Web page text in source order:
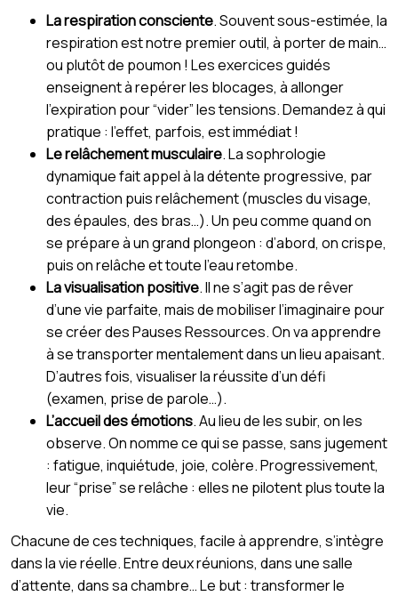
La respiration consciente. Souvent sous-estimée, la
respiration est notre premier outil, à porter de main…
ou plutôt de poumon ! Les exercices guidés
enseignent à repérer les blocages, à allonger
l’expiration pour “vider” les tensions. Demandez à qui
pratique : l’effet, parfois, est immédiat !
Le relâchement musculaire. La sophrologie
dynamique fait appel à la détente progressive, par
contraction puis relâchement (muscles du visage,
des épaules, des bras…). Un peu comme quand on
se prépare à un grand plongeon : d’abord, on crispe,
puis on relâche et toute l’eau retombe.
La visualisation positive. Il ne s’agit pas de rêver
d’une vie parfaite, mais de mobiliser l’imaginaire pour
se créer des Pauses Ressources. On va apprendre
à se transporter mentalement dans un lieu apaisant.
D’autres fois, visualiser la réussite d’un défi
(examen, prise de parole…).
L’accueil des émotions. Au lieu de les subir, on les
observe. On nomme ce qui se passe, sans jugement
: fatigue, inquiétude, joie, colère. Progressivement,
leur “prise” se relâche : elles ne pilotent plus toute la
vie.
Chacune de ces techniques, facile à apprendre, s’intègre
dans la vie réelle. Entre deux réunions, dans une salle
d’attente, dans sa chambre… Le but : transformer le